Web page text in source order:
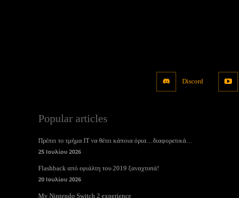
Discord
Popular articles
Πρέπει το τμήμα ΙΤ να θέτει κάποια όρια…διαφορετικά…
25 Ιουλίου 2026
Flashback από εφιάλτη του 2019 ξαναχτυπά!
20 Ιουλίου 2026
My Nintendo Switch 2 experience